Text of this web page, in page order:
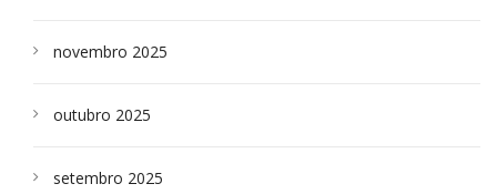
novembro 2025
outubro 2025
setembro 2025